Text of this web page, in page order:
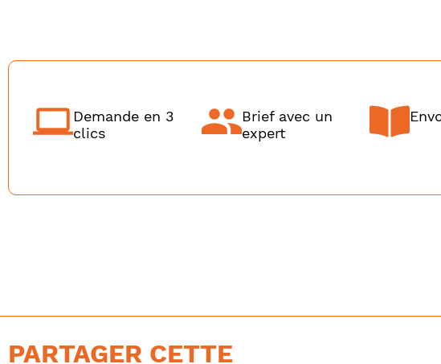
Demande en 3
clics
Brief avec un
expert
PARTAGER CETTE